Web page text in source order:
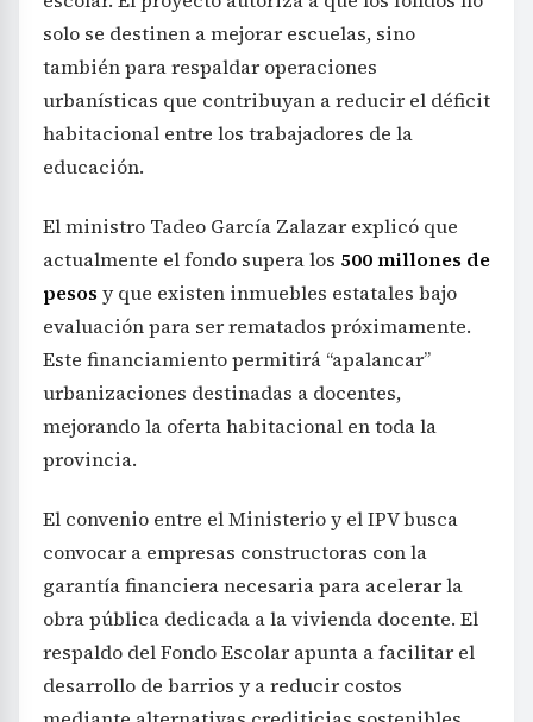
solo se destinen a mejorar escuelas, sino
también para respaldar operaciones
urbanísticas que contribuyan a reducir el déficit
habitacional entre los trabajadores de la
educación.
El ministro Tadeo García Zalazar explicó que
actualmente el fondo supera los 500 millones de
pesos y que existen inmuebles estatales bajo
evaluación para ser rematados próximamente.
Este financiamiento permitirá “apalancar”
urbanizaciones destinadas a docentes,
mejorando la oferta habitacional en toda la
provincia.
El convenio entre el Ministerio y el IPV busca
convocar a empresas constructoras con la
garantía financiera necesaria para acelerar la
obra pública dedicada a la vivienda docente. El
respaldo del Fondo Escolar apunta a facilitar el
desarrollo de barrios y a reducir costos